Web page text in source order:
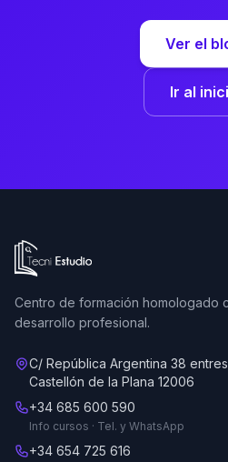
Ver el
Ir al
Ir a la página de inicio de Tecni
Centro de formación homologado
desarrollo profesional.
C/ República Argentina 38
Castellón de la Plana 12006
+34 685 600 590
Info cursos · Tel. y WhatsApp
+34 654 725 616